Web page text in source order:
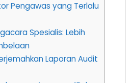
Pengawas yang Terlalu
Spesialis: Lebih
Laporan Audit